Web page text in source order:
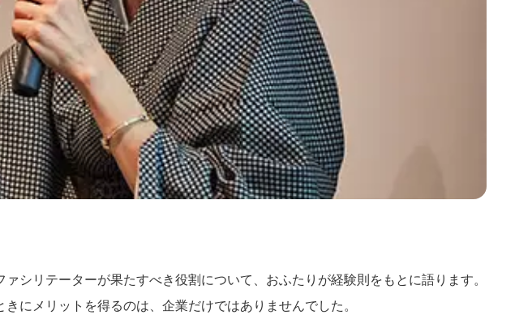
シリテーターが果たすべき役割について、おふたりが経験則をもとに語ります。
にメリットを得るのは、企業だけではありませんでした。